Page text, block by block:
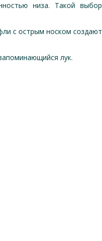
низа. Такой выбор
с острым носком создают
лук.